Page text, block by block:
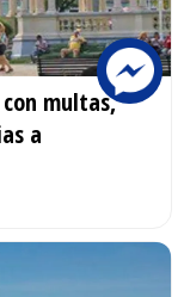
multas,
a